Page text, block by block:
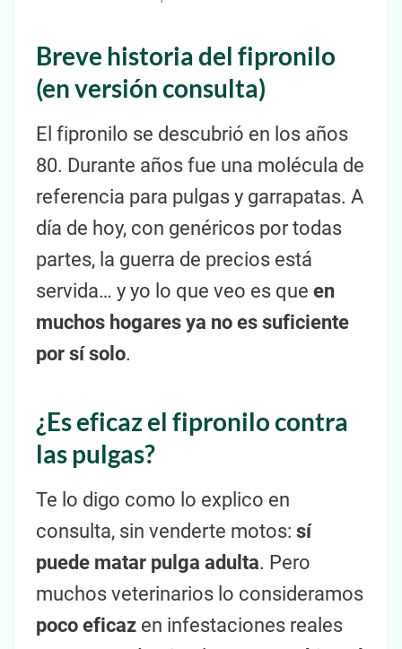
Breve historia del fipronilo
(en versión consulta)
El fipronilo se descubrió en los años
80. Durante años fue una molécula de
referencia para pulgas y garrapatas. A
día de hoy, con genéricos por todas
partes, la guerra de precios está
servida… y yo lo que veo es que en
muchos hogares ya no es suficiente
por sí solo.
¿Es eficaz el fipronilo contra
las pulgas?
Te lo digo como lo explico en
consulta, sin venderte motos: sí
puede matar pulga adulta. Pero
muchos veterinarios lo consideramos
poco eficaz en infestaciones reales